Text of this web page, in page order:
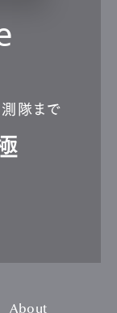
隊まで
About